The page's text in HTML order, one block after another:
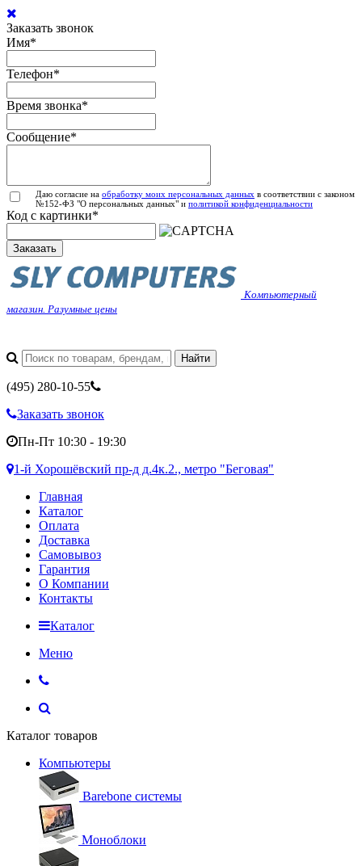
Заказать звонок
Имя*
Телефон*
Время звонка*
Сообщение*
Даю согласие на обработку моих персональных данных в соответствии с законом
№152-ФЗ "О персональных данных" и политикой конфиденциальности
Код с картинки*
Заказать
Компьютерный
магазин. Разумные цены
(495) 280-10-55
Заказать звонок
Пн-Пт 10:30 - 19:30
1-й Хорошёвский пр-д д.4к.2., метро "Беговая"
Главная
Каталог
Оплата
Доставка
Самовывоз
Гарантия
О Компании
Контакты
Каталог
Меню
Каталог товаров
Компьютеры
Barebone системы
Моноблоки